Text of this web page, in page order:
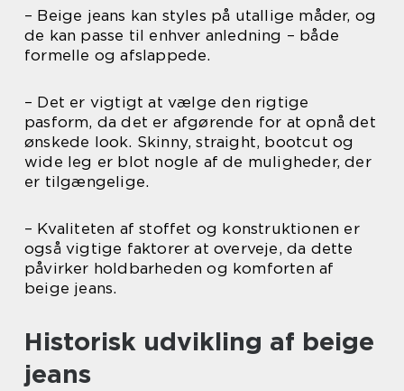
– Beige jeans kan styles på utallige måder, og
de kan passe til enhver anledning – både
formelle og afslappede.
– Det er vigtigt at vælge den rigtige
pasform, da det er afgørende for at opnå det
ønskede look. Skinny, straight, bootcut og
wide leg er blot nogle af de muligheder, der
er tilgængelige.
– Kvaliteten af stoffet og konstruktionen er
også vigtige faktorer at overveje, da dette
påvirker holdbarheden og komforten af
beige jeans.
Historisk udvikling af beige
jeans